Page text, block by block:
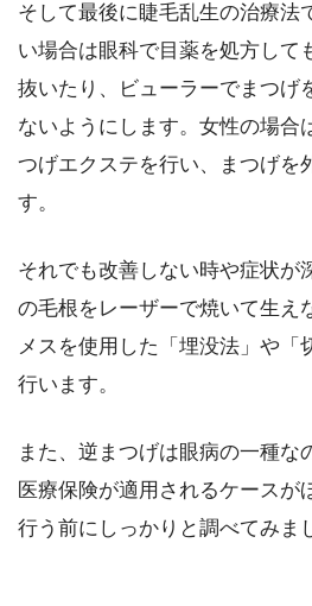
そして最後に睫毛乱生の治療法
い場合は眼科で目薬を処方して
抜いたり、ビューラーでまつげ
ないようにします。女性の場合
つげエクステを行い、まつげを
す。
それでも改善しない時や症状が
の毛根をレーザーで焼いて生え
メスを使用した「埋没法」や「
行います。
また、逆まつげは眼病の一種な
医療保険が適用されるケースが
行う前にしっかりと調べてみま